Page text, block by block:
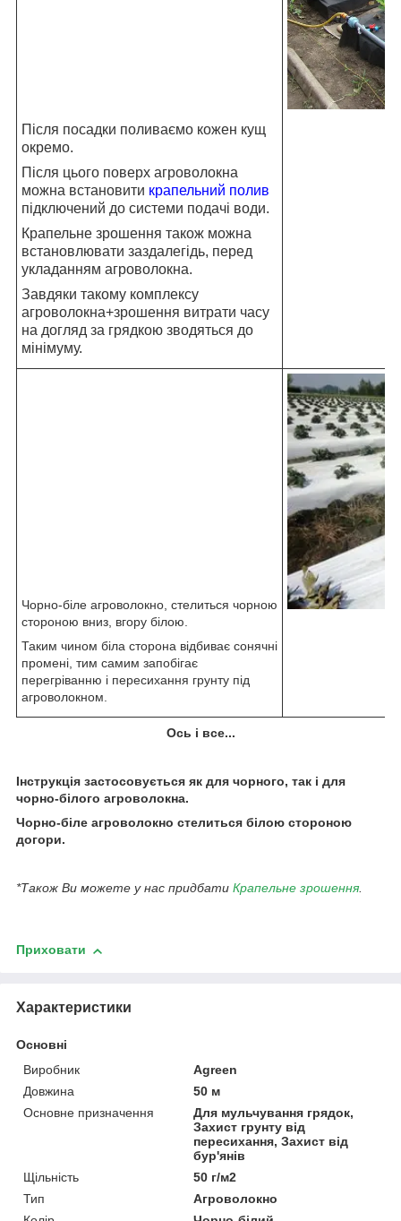
Після посадки поливаємо кожен кущ
окремо.
Після цього поверх агроволокна
можна встановити крапельний полив
підключений до системи подачі води.
Крапельне зрошення також можна
встановлювати заздалегідь, перед
укладанням агроволокна.
Завдяки такому комплексу
агроволокна+зрошення витрати часу
на догляд за грядкою зводяться до
мінімуму.
Чорно-біле агроволокно, стелиться чорною
стороною вниз, вгору білою.
Таким чином біла сторона відбиває сонячні
промені, тим самим запобігає
перегріванню і пересихання грунту під
агроволокном.
Ось і все...
Інструкція застосовується як для чорного, так і для
чорно-білого агроволокна.
Чорно-біле агроволокно стелиться білою стороною
догори.
*Також Ви можете у нас придбати Крапельне зрошення.
Приховати
Характеристики
Основні
Виробник
Agreen
Довжина
50 м
Основне призначення
Для мульчування грядок,
Захист грунту від
пересихання, Захист від
бур'янів
Щільність
50 г/м2
Тип
Агроволокно